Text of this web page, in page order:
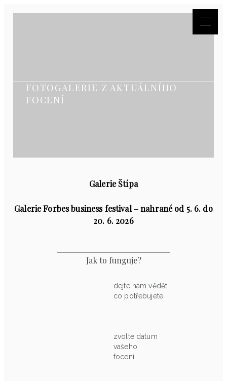
FOTOGALERIE Z AKTUÁLNÍHO
FOCENÍ
Galerie Štípa
Galerie Forbes business festival – nahrané od 5. 6. do
20. 6. 2026
Jak to funguje?
dejte nám vědět
co potřebujete
zvolte datum
vašeho
focení